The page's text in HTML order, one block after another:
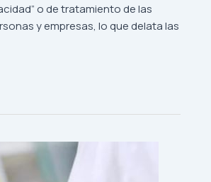
o de tratamiento de las
y empresas, lo que delata las